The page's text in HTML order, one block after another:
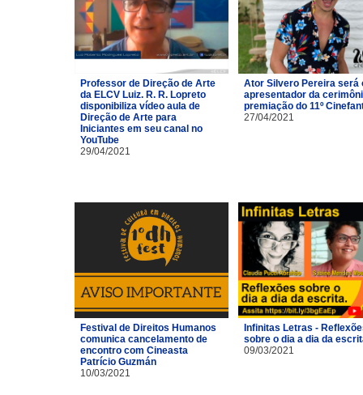
Professor de Direção de Arte
da ELCV Luiz. R. R. Lopreto
disponibiliza vídeo aula de
Direção de Arte para
Iniciantes em seu canal no
YouTube
29/04/2021
Ator Silvero Pereira será
apresentador da
premiação do 11º
27/04/2021
Festival de Direitos Humanos
comunica cancelamento de
encontro com Cineasta
Patrício Guzmán
10/03/2021
Infinitas Letras -
sobre o dia a dia da
09/03/2021